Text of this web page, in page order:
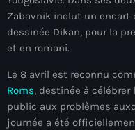
octobre 2024
septembre 2024
août 2024
juillet 2024
juin 2024
Zabavnik inclut un encart
dessinée Dikan, pour la
et en romani.
Le 8 avril est reconnu
Roms, destinée à
public aux problèmes
journée a été